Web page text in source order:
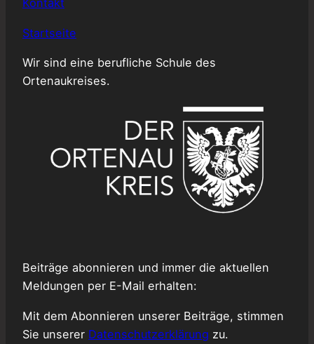
Kontakt
Startseite
Wir sind eine berufliche Schule des
Ortenaukreises.
Beiträge abonnieren und immer die aktuellen
Meldungen per E-Mail erhalten:
Mit dem Abonnieren unserer Beiträge, stimmen
Sie unserer Datenschutzerklärung zu.